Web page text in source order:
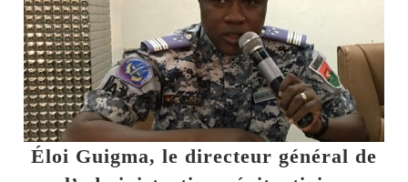
Éloi Guigma, le directeur général de